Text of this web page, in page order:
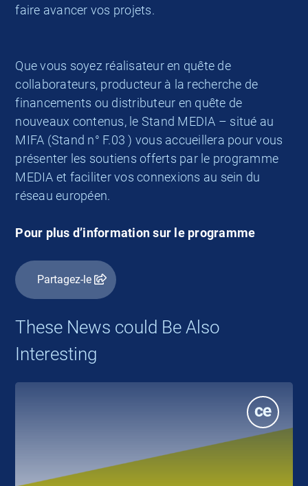
faire avancer vos projets.
Que vous soyez réalisateur en quête de
collaborateurs, producteur à la recherche de
financements ou distributeur en quête de
nouveaux contenus, le Stand MEDIA – situé au
MIFA (Stand n° F.03 ) vous accueillera pour vous
présenter les soutiens offerts par le programme
MEDIA et faciliter vos connexions au sein du
réseau européen.
Pour plus d’information sur le programme
Partagez-le
These News could Be Also
Interesting